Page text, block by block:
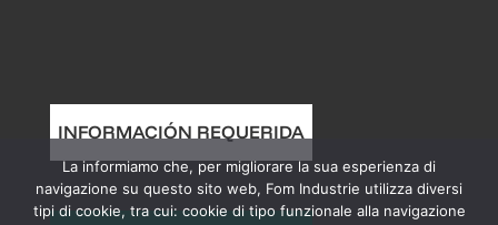
INFORMACIÓN REQUERIDA
La informiamo che, per migliorare la sua esperienza di
navigazione su questo sito web, Fom Industrie utilizza diversi
tipi di cookie, tra cui: cookie di tipo funzionale alla navigazione